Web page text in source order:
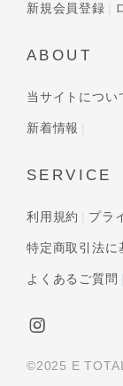
新規会員登録
ABOUT
当サイトについ
新着情報
SERVICE
利用規約 プラ
特定商取引法に
よくあるご質問
©2025 E